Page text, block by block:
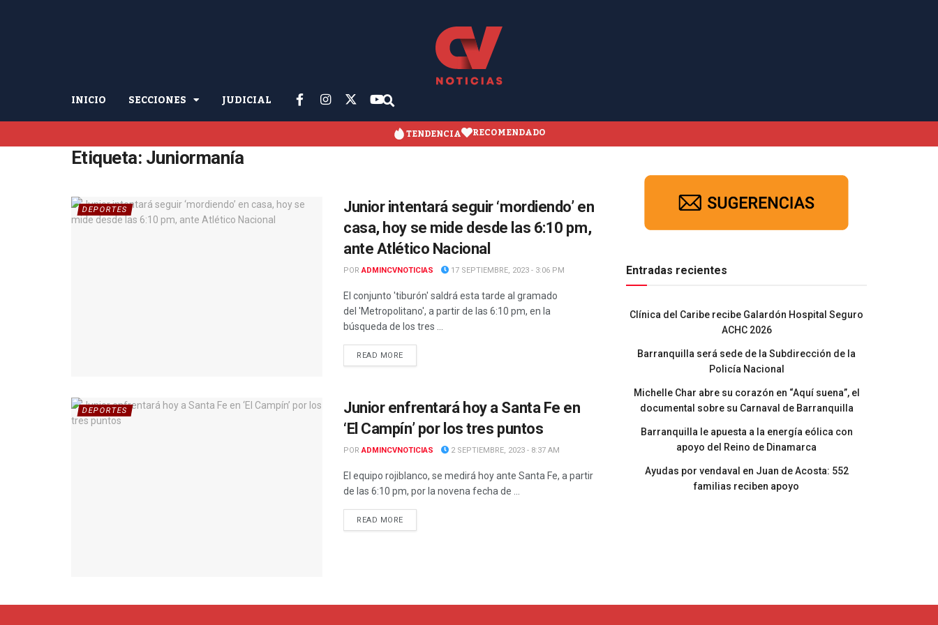
INICIO SECCIONES JUDICIAL
TENDENCIA RECOMENDADO
Etiqueta: Juniormanía
DEPORTES
Junior intentará seguir ‘mordiendo’ en
casa, hoy se mide desde las 6:10 pm,
ante Atlético Nacional
POR ADMINCVNOTICIAS 17 SEPTIEMBRE, 2023 - 3:06 PM
El conjunto 'tiburón' saldrá esta tarde al gramado
del 'Metropolitano', a partir de las 6:10 pm, en la
búsqueda de los tres ...
READ MORE
DEPORTES
Junior enfrentará hoy a Santa Fe en
‘El Campín’ por los tres puntos
POR ADMINCVNOTICIAS 2 SEPTIEMBRE, 2023 - 8:37 AM
El equipo rojiblanco, se medirá hoy ante Santa Fe, a partir
de las 6:10 pm, por la novena fecha de ...
READ MORE
Entradas recientes
Clínica del Caribe recibe Galardón Hospital Seguro
ACHC 2026
Barranquilla será sede de la Subdirección de la
Policía Nacional
Michelle Char abre su corazón en “Aquí suena”, el
documental sobre su Carnaval de Barranquilla
Barranquilla le apuesta a la energía eólica con
apoyo del Reino de Dinamarca
Ayudas por vendaval en Juan de Acosta: 552
familias reciben apoyo